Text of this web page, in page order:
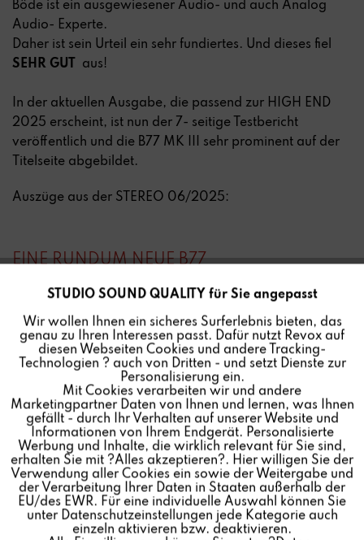
Böde ist ein ausgewiesener Audio- und auch Analog
Audio- Experte.
Daher ist sein Urteil ein sehr fundiertes. Und dieses fiel
SEHR GUT
aus!
In der aktuellen Ausgabe, die passend zur HIGH END
2025 erscheint, ist nun der 7- seitige Testbericht
veröffentlich und die B77 MK III sehr prominent auf der
Titelseite abgebildet.
Auszüge aus der STEREO 06/2025:
EINE RUNDUM NEUE B77
Was als mehr oder minder extravagante Aktion zur
können, erscheint vor dem Hintergrund der aktuellen
Ereignisse wie die Overtüre oder der Testlauf zu einem
weitaus größeren sowie angesichts vielfältiger digitaler
Aufnahme- wie Wiedergabemedien wie aus der Zeit
gefallen anmutende Projekt: einer umfänglich neu
entwickelten B77 MK III.
Die B77 MK III im Labor
Revox' Neue lieferte messtechnisch sehr gute Leistungen
ab.
Funktionale Aktiv
Marketing Inaktiv
Tracking Inaktiv
Personalisierung Inaktiv
Service Inaktiv
STUDIO SOUND QUALITY für Sie angepasst
Wir wollen Ihnen ein sicheres Surferlebnis bieten, das
genau zu Ihren Interessen passt. Dafür nutzt Revox auf
diesen Webseiten Cookies und andere Tracking-
Technologien ? auch von Dritten - und setzt Dienste zur
Personalisierung ein.
Mit Cookies verarbeiten wir und andere
Marketingpartner Daten von Ihnen und lernen, was Ihnen
gefällt - durch Ihr Verhalten auf unserer Website und
Informationen von Ihrem Endgerät. Personalisierte
Werbung und Inhalte, die wirklich relevant für Sie sind,
erhalten Sie mit ?Alles akzeptieren?. Hier willigen Sie der
Verwendung aller Cookies ein sowie der Weitergabe und
der Verarbeitung Ihrer Daten in Staaten außerhalb der
EU/des EWR. Für eine individuelle Auswahl können Sie
unter Datenschutzeinstellungen jede Kategorie auch
einzeln aktivieren bzw. deaktivieren.